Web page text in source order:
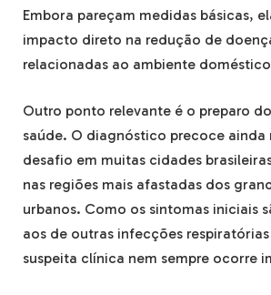
Embora pareçam medidas básicas,
impacto direto na redução de
relacionadas ao ambiente
Outro ponto relevante é o preparo
saúde. O diagnóstico precoce ainda
desafio em muitas cidades
nas regiões mais afastadas dos
urbanos. Como os sintomas iniciais
aos de outras infecções
suspeita clínica nem sempre ocorre